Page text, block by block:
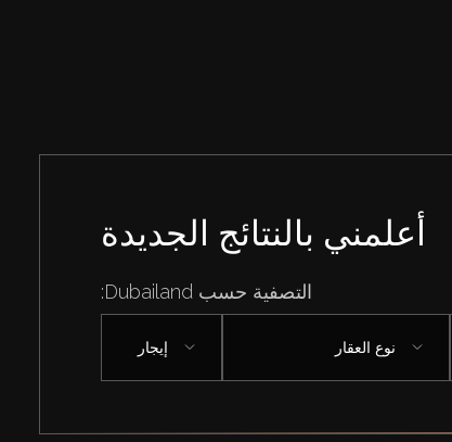
أعلمني بالنتائج الجديدة
التصفية حسب Dubailand:
إيجار نوع العقار